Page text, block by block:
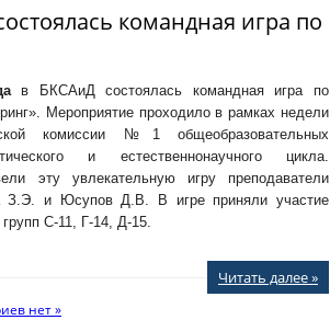
командная игра по
в БКСАиД состоялась командная игра по
Мероприятие проходило в рамках недели
комиссии №1 общеобразовательных
и естественнонаучного цикла.
эту увлекательную игру преподаватели
З.Э. и Юсупов Д.В. В игре приняли участие
С-11, Г-14, Д-15.
Читать далее »
нет »